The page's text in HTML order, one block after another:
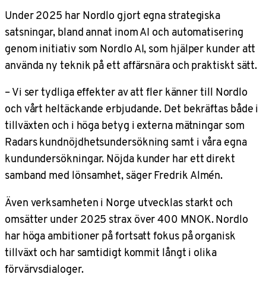
Under 2025 har Nordlo gjort egna strategiska
satsningar, bland annat inom AI och automatisering
genom initiativ som Nordlo AI, som hjälper kunder att
använda ny teknik på ett affärsnära och praktiskt sätt.
– Vi ser tydliga effekter av att fler känner till Nordlo
och vårt heltäckande erbjudande. Det bekräftas både i
tillväxten och i höga betyg i externa mätningar som
Radars kundnöjdhetsundersökning samt i våra egna
kundundersökningar. Nöjda kunder har ett direkt
samband med lönsamhet, säger Fredrik Almén.
Även verksamheten i Norge utvecklas starkt och
omsätter under 2025 strax över 400 MNOK. Nordlo
har höga ambitioner på fortsatt fokus på organisk
tillväxt och har samtidigt kommit långt i olika
förvärvsdialoger.